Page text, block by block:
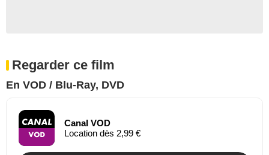
Regarder ce film
En VOD / Blu-Ray, DVD
Canal VOD
Location dès 2,99 €